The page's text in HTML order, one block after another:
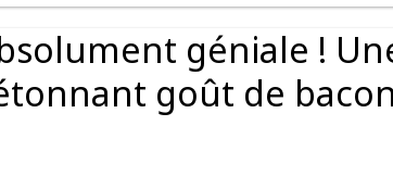
géniale !
goût de bacon